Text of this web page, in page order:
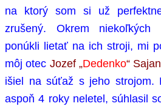
na ktorý som si už
zrušený. Okrem
ponúkli lietať na ich stroji, mi
môj otec Jozef „Dedenko“ Sajan
išiel na súťaž s jeho strojom.
aspoň 4 roky neletel, súhlasil